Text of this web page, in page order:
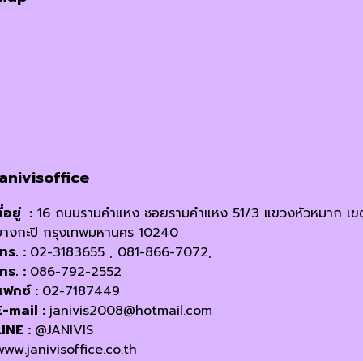
อยู่ : 16 ถนนรามคำแหง ซอยรามคำแหง 51/3 แขวงหัวหมาก เ
งกะปิ กรุงเทพมหานคร 10240
ร. : 02-3183655 , 081-866-7072,
ร. : 086-792-2552
กซ์ : 02-7187449
mail : janivis2008@hotmail.com
: @JANIVIS